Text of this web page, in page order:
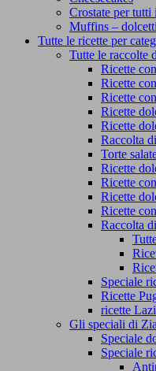
Crostate per tutti
Muffins –
Tutte le ricette per
Tutte le raccolte
Ricette
Ricette
Ricette
Ricette
Ricette
Raccolta
Torte
Ricette
Ricette
Ricette
Ricette
Raccolta
Speciale
Ricette
ricette
Gli speciali di
Speciale
Speciale